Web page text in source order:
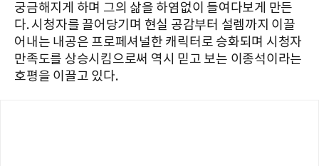
궁금해지게 하며 그의 삶을 하염없이 들여다보게 만든
다. 시청자를 끌어당기며 현실 공감부터 설렘까지 이끌
어내는 내공은 프로페셔널한 캐릭터로 승화되며 시청자
만족도를 상승시킴으로써 역시 믿고 보는 이종석이라는
호평을 이끌고 있다.